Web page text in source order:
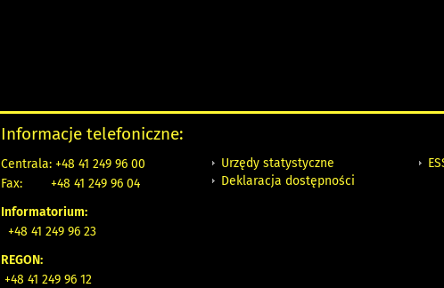
Informacje telefoniczne:
Centrala: +48 41 249 96 00
Fax:
+48 41 249 96 04
Informatorium:
+48 41 249 96 23
REGON:
+48 41 249 96 12
Urzędy statystyczne
Deklaracja dostępności